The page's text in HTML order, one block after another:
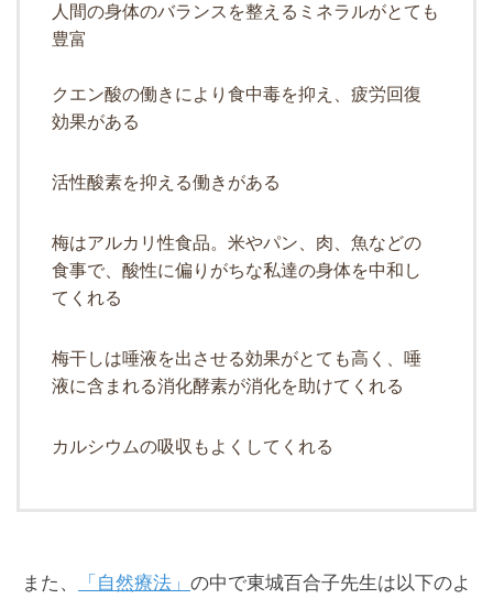
人間の身体のバランスを整えるミネラルがとても
豊富
クエン酸の働きにより食中毒を抑え、疲労回復
効果がある
活性酸素を抑える働きがある
梅はアルカリ性食品。米やパン、肉、魚などの
食事で、酸性に偏りがちな私達の身体を中和し
てくれる
梅干しは唾液を出させる効果がとても高く、唾
液に含まれる消化酵素が消化を助けてくれる
カルシウムの吸収もよくしてくれる
また、 「自然療法」 の中で東城百合子先生は以下のよ